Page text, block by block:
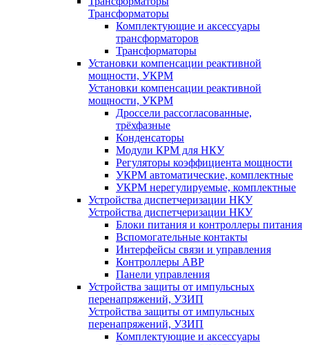
Трансформаторы
Комплектующие и аксессуары
трансформаторов
Трансформаторы
Установки компенсации реактивной
мощности, УКРМ
Установки компенсации реактивной
мощности, УКРМ
Дроссели рассогласованные,
трёхфазные
Конденсаторы
Модули КРМ для НКУ
Регуляторы коэффициента мощности
УКРМ автоматические, комплектные
УКРМ нерегулируемые, комплектные
Устройства диспетчеризации НКУ
Устройства диспетчеризации НКУ
Блоки питания и контроллеры питания
Вспомогательные контакты
Интерфейсы связи и управления
Контроллеры АВР
Панели управления
Устройства защиты от импульсных
перенапряжений, УЗИП
Устройства защиты от импульсных
перенапряжений, УЗИП
Комплектующие и аксессуары